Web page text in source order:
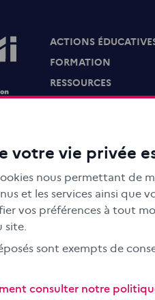
ACTIONS
FORMATION
RESSOURCES
Le CLEMI
À l'international
CLEMI sup
Espace presse
votre vie privée
nous permettant de
et les services ainsi que
vos préférences à tout
site.
sont exempts de
consulter notre